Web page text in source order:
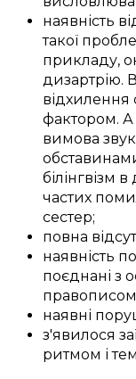
наявність
такої
прикладу,
дизартрію.
відхилення
фактором.
вимова
білінгвізм в
частих
сестер;
повна
наявність
поєднані з
правописом
наявні
з'явилося
ритмом і